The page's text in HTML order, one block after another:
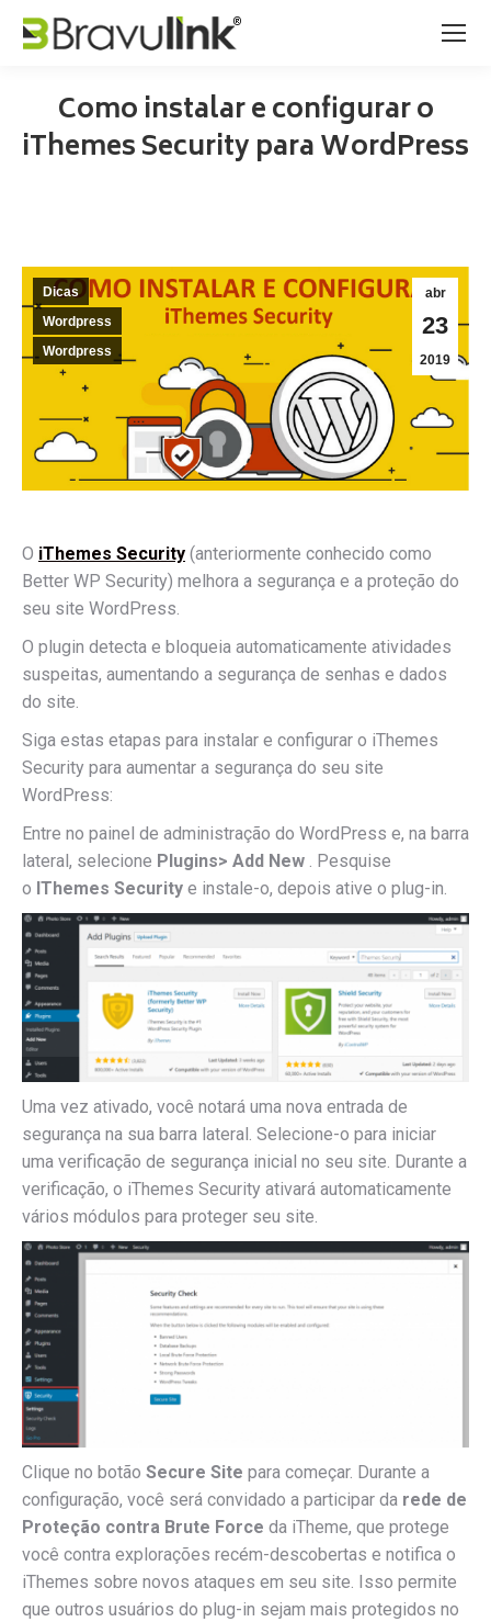
Como instalar e configurar o
iThemes Security para WordPress
abr
23
2019
Dicas
Wordpress
Wordpress
O iThemes Security (anteriormente conhecido como
Better WP Security) melhora a segurança e a proteção do
seu site WordPress.
O plugin detecta e bloqueia automaticamente atividades
suspeitas, aumentando a segurança de senhas e dados
do site.
Siga estas etapas para instalar e configurar o iThemes
Security para aumentar a segurança do seu site
WordPress:
Entre no painel de administração do WordPress e, na barra
lateral, selecione Plugins> Add New . Pesquise
o IThemes Security e instale-o, depois ative o plug-in.
Uma vez ativado, você notará uma nova entrada de
segurança na sua barra lateral. Selecione-o para iniciar
uma verificação de segurança inicial no seu site. Durante a
verificação, o iThemes Security ativará automaticamente
vários módulos para proteger seu site.
Clique no botão Secure Site para começar. Durante a
configuração, você será convidado a participar da rede de
Proteção contra Brute Force da iTheme, que protege
você contra explorações recém-descobertas e notifica o
iThemes sobre novos ataques em seu site. Isso permite
que outros usuários do plug-in sejam mais protegidos no